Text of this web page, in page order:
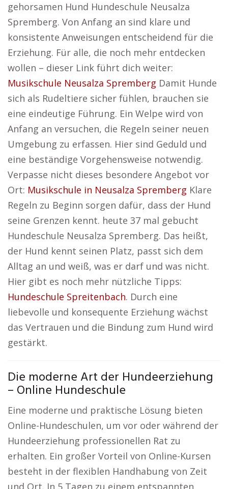
gehorsamen Hund Hundeschule Neusalza
Spremberg. Von Anfang an sind klare und
konsistente Anweisungen entscheidend für die
Erziehung. Für alle, die noch mehr entdecken
wollen – dieser Link führt dich weiter:
Musikschule Neusalza Spremberg Damit Hunde
sich als Rudeltiere sicher fühlen, brauchen sie
eine eindeutige Führung. Ein Welpe wird von
Anfang an versuchen, die Regeln seiner neuen
Umgebung zu erfassen. Hier sind Geduld und
eine beständige Vorgehensweise notwendig.
Verpasse nicht dieses besondere Angebot vor
Ort: Musikschule in Neusalza Spremberg Klare
Regeln zu Beginn sorgen dafür, dass der Hund
seine Grenzen kennt. heute 37 mal gebucht
Hundeschule Neusalza Spremberg. Das heißt,
der Hund kennt seinen Platz, passt sich dem
Alltag an und weiß, was er darf und was nicht.
Hier gibt es noch mehr nützliche Tipps:
Hundeschule Spreitenbach. Durch eine
liebevolle und konsequente Erziehung wächst
das Vertrauen und die Bindung zum Hund wird
gestärkt.
Die moderne Art der Hundeerziehung
– Online Hundeschule
Eine moderne und praktische Lösung bieten
Online-Hundeschulen, um vor oder während der
Hundeerziehung professionellen Rat zu
erhalten. Ein großer Vorteil von Online-Kursen
besteht in der flexiblen Handhabung von Zeit
und Ort. In 5 Tagen zu einem entspannten